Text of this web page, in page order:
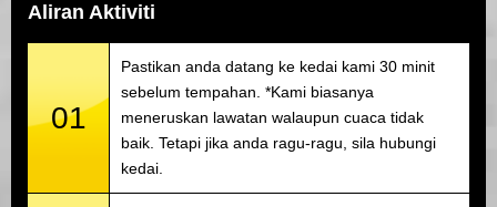
Aliran Aktiviti
01
Pastikan anda datang ke kedai kami 30 minit
sebelum tempahan. *Kami biasanya
meneruskan lawatan walaupun cuaca tidak
baik. Tetapi jika anda ragu-ragu, sila hubungi
kedai.